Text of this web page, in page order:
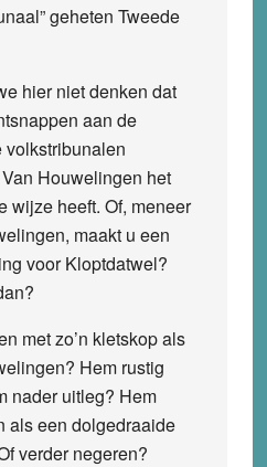
geheten Tweede
hier niet denken dat
aan de
volkstribunalen
Houwelingen het
wijze heeft. Of, meneer
maakt u een
voor Kloptdatwel?
met zo’n kletskop als
Hem rustig
nader uitleg? Hem
als een dolgedraaide
verder negeren?